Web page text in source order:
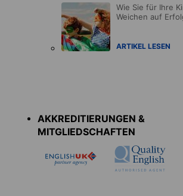
Wie Sie für Ihre
Weichen auf
ARTIKEL LESEN
AKKREDITIERUNGEN &
MITGLIEDSCHAFTEN